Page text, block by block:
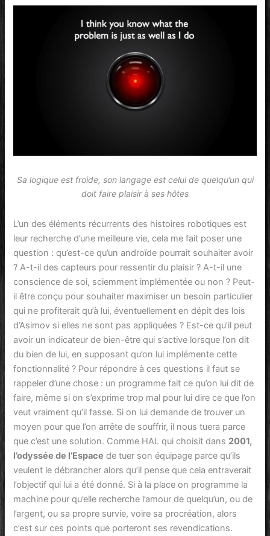
Sa logique est froide, son langage est celui de quelqu’un qui
doit faire plaisir à ses hôtes
L’un des éléments récurrents des histoires robotiques est
leur recherche d’une meilleure vie, cela me fait poser une
question : qu’est-ce qu’un androïde pourrait souhaiter avoir
? A-t-il des capteurs pour ressentir du plaisir ? A-t-il une
conscience de soi, sciemment implémentée ou non ? Peut-
il être conçu pour souhaiter maximiser un besoin particulier
qui ne profiterait qu’à lui, éventuellement en dépit des lois
d’Asimov si elles ne sont pas appliquées ? Est-ce qu’il peut
avoir un indicateur de bien-être qui s’active lorsque l’on dit
du bien de lui, en supposant qu’on lui implémente cette
fonctionnalité ? Pour répondre à ces questions il faut se
rappeler d’une chose : un programme fait ce qu’on lui dit de
faire, même si on s’exprime trop mal pour lui dire ce que l’on
veut vraiment qu’il fasse. Si on lui demande de trouver un
moyen pour que l’on arrête de souffrir, il nous tuera parce
que c’est une solution. Comme HAL qui choisit dans 2001,
l’odyssée de l’Espace de tuer son équipage parce qu’ils
veulent le débrancher alors qu’il pense que cela entraverait
l’objectif qui lui a été donné. Si à la place on programme la
machine pour qu’elle recherche l’amour de quelqu’un, ou de
l’argent, ou sa propre survie, voire sa procréation, alors
c’est sur ces points que porteront ses revendications.